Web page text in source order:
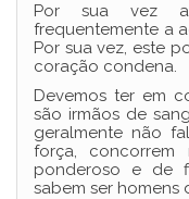
Por sua vez a
frequentemente a
Por sua vez, este
coração condena.
Devemos ter em
são irmãos de
geralmente não
força, concorrem
ponderoso e de
sabem ser homens